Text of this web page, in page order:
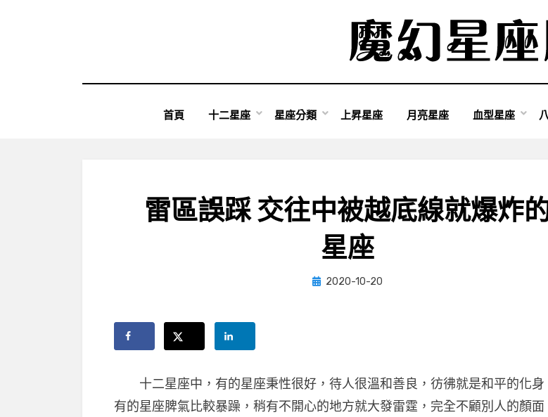
首頁 十二星座 星座分類 上昇星座 月亮星座 血型星座
雷區誤踩 交往中被越底線就爆炸
星座
by小編
Posted
2020-10-20
十二星座中，有的星座秉性很好，待人很溫和善良，彷彿就是和平的化身
有的星座脾氣比較暴躁，稍有不開心的地方就大發雷霆，完全不顧別人的顏面